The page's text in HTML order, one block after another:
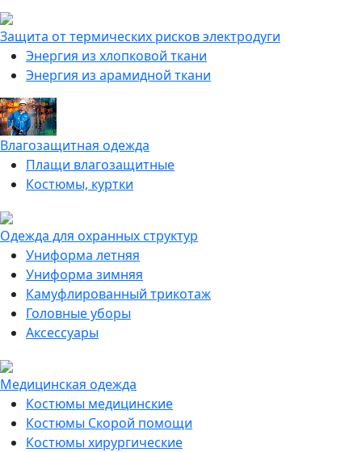
Защита от термических рисков электродуги
Энергия из хлопковой ткани
Энергия из арамидной ткани
Влагозащитная одежда
Плащи влагозащитные
Костюмы, куртки
Одежда для охранных структур
Униформа летняя
Униформа зимняя
Камуфлированный трикотаж
Головные уборы
Аксессуары
Медицинская одежда
Костюмы медицинские
Костюмы Скорой помощи
Костюмы хирургические